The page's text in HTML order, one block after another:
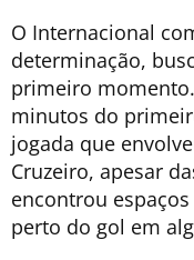
O Internacional
determinação,
primeiro
minutos do
jogada que
Cruzeiro, apesar
encontrou
perto do gol em